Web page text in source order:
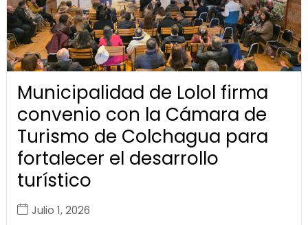
Municipalidad de Lolol firma
convenio con la Cámara de
Turismo de Colchagua para
fortalecer el desarrollo
turístico
Julio 1, 2026